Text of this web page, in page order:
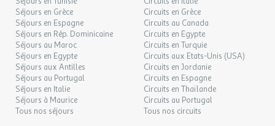
Surface (m²) : 24
Nombre de chambres : 1
Barbecue : autorisé
Cuisine : 1
Réfrigérateur : 1
Micro-ondes
Nombre Salle de bain : 1
Nombre de wc : 1
Télévision
LUN.
07
SEPT.
79 €
Retour le
09/09/2026
MAR.
08
SEPT.
79 €
Retour le
10/09/2026
MER.
09
SEPT.
79 €
Retour le
Séjours en Grèce
Séjours en Espagne
Séjours en Rép. Dominicaine
Séjours au Maroc
Séjours en Egypte
Séjours aux Antilles
Séjours au Portugal
Séjours en Italie
Séjours à Maurice
Tous nos séjours
Circuits en Grèce
Circuits au Canada
Circuits en Egypte
Circuits en Turquie
Circuits aux Etats-Unis (USA)
Circuits en Jordanie
Circuits en Espagne
Circuits en Thaïlande
Circuits au Portugal
Tous nos circuits